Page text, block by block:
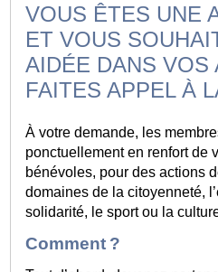
VOUS ÊTES UNE
ET VOUS
AIDÉE DANS VOS
FAITES APPEL À
À votre demande, les
ponctuellement en renfort de
bénévoles, pour des actions
domaines de la citoyenneté,
solidarité, le sport ou la
Comment ?